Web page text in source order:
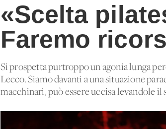
«Scelta
Faremo
Si prospetta purtroppo un'agonia lunga
Lecco. Siamo davanti a una situazione
macchinari, può essere uccisa levandole il